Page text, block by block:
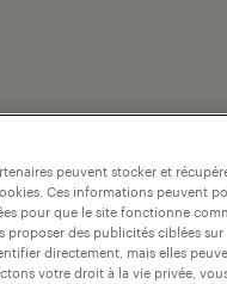
peuvent stocker et
Ces informations peuvent
pour que le site fonctionne
proposer des publicités ciblées sur
directement, mais elles
votre droit à la vie privée,